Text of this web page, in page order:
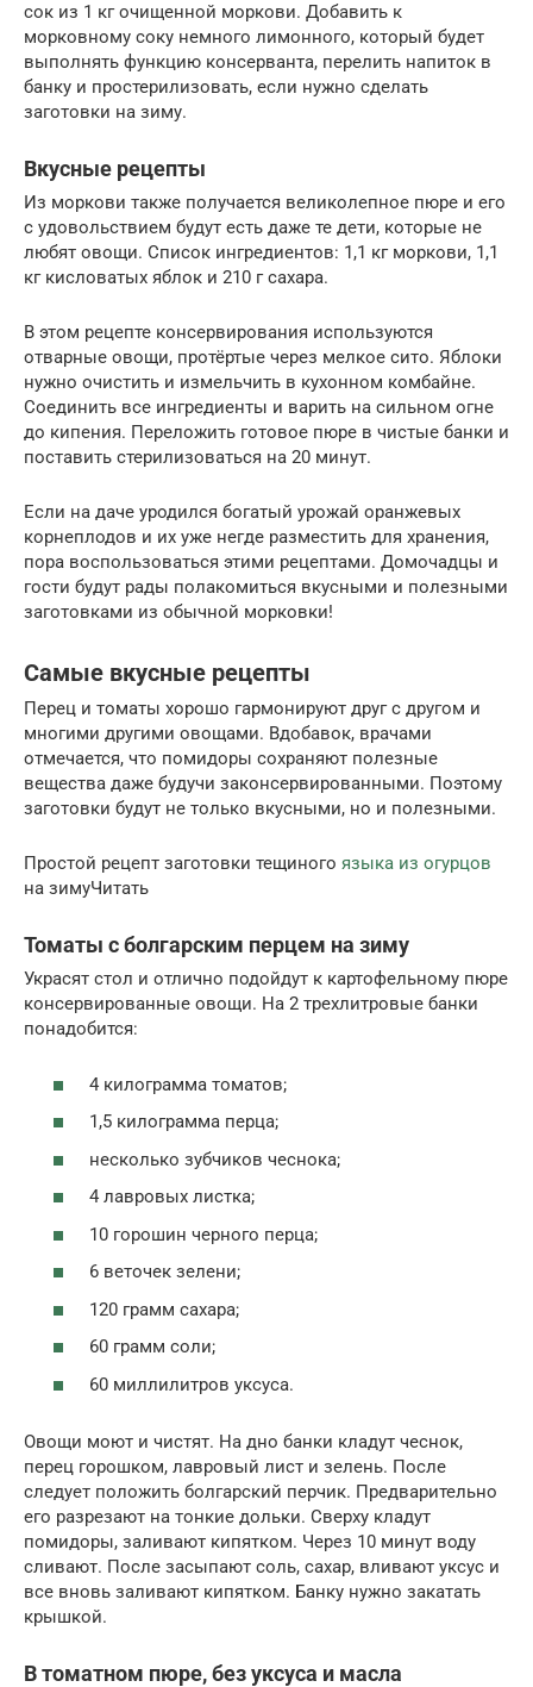
сок из 1 кг очищенной моркови. Добавить к
морковному соку немного лимонного, который будет
выполнять функцию консерванта, перелить напиток в
банку и простерилизовать, если нужно сделать
заготовки на зиму.
Вкусные рецепты
Из моркови также получается великолепное пюре и его
с удовольствием будут есть даже те дети, которые не
любят овощи. Список ингредиентов: 1,1 кг моркови, 1,1
кг кисловатых яблок и 210 г сахара.
В этом рецепте консервирования используются
отварные овощи, протёртые через мелкое сито. Яблоки
нужно очистить и измельчить в кухонном комбайне.
Соединить все ингредиенты и варить на сильном огне
до кипения. Переложить готовое пюре в чистые банки и
поставить стерилизоваться на 20 минут.
Если на даче уродился богатый урожай оранжевых
корнеплодов и их уже негде разместить для хранения,
пора воспользоваться этими рецептами. Домочадцы и
гости будут рады полакомиться вкусными и полезными
заготовками из обычной морковки!
Самые вкусные рецепты
Перец и томаты хорошо гармонируют друг с другом и
многими другими овощами. Вдобавок, врачами
отмечается, что помидоры сохраняют полезные
вещества даже будучи законсервированными. Поэтому
заготовки будут не только вкусными, но и полезными.
Простой рецепт заготовки тещиного языка из огурцов
на зимуЧитать
Томаты с болгарским перцем на зиму
Украсят стол и отлично подойдут к картофельному пюре
консервированные овощи. На 2 трехлитровые банки
понадобится:
4 килограмма томатов;
1,5 килограмма перца;
несколько зубчиков чеснока;
4 лавровых листка;
10 горошин черного перца;
6 веточек зелени;
120 грамм сахара;
60 грамм соли;
60 миллилитров уксуса.
Овощи моют и чистят. На дно банки кладут чеснок,
перец горошком, лавровый лист и зелень. После
следует положить болгарский перчик. Предварительно
его разрезают на тонкие дольки. Сверху кладут
помидоры, заливают кипятком. Через 10 минут воду
сливают. После засыпают соль, сахар, вливают уксус и
все вновь заливают кипятком. Банку нужно закатать
крышкой.
В томатном пюре, без уксуса и масла